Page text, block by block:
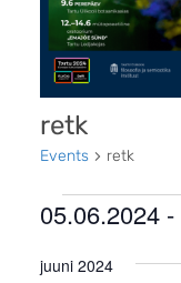
retk
Events retk
Events
05.06.2024 -
date.
juuni 2024